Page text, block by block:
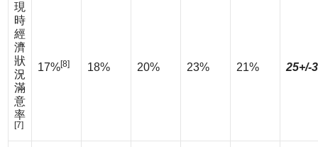
現
時
經
濟
狀
況
滿
意
率
[7]
17%[8] 18% 20% 23% 21% 25+/-